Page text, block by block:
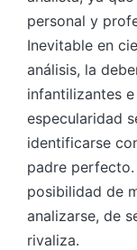
personal y
Inevitable en
análisis, la
infantilizantes
especularidad
identificarse
padre
posibilidad de
analizarse, de
rivaliza.